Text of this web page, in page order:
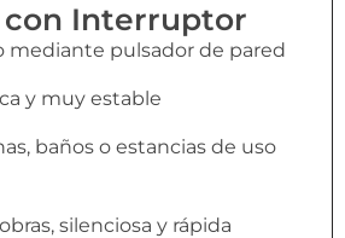
Interruptor
mediante pulsador de pared
y muy estable
baños o estancias de uso
silenciosa y rápida